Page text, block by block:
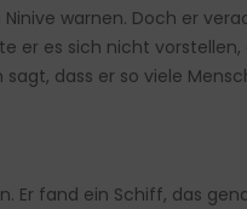
warnen. Doch er
er es sich nicht
dass er so viele
Er fand ein Schiff, das